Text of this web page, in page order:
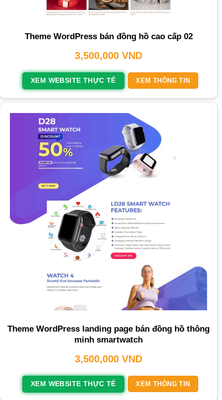
Theme WordPress bán đồng hồ cao cấp 02
3,500,000 VND
XEM WEBSITE THỰC TẾ XEM THÔNG TIN
Theme WordPress landing page bán đồng hồ thông
minh smartwatch
3,500,000 VND
XEM WEBSITE THỰC TẾ XEM THÔNG TIN